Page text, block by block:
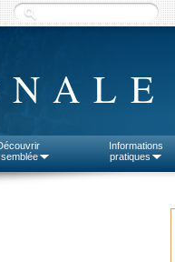
Informations
pratiques